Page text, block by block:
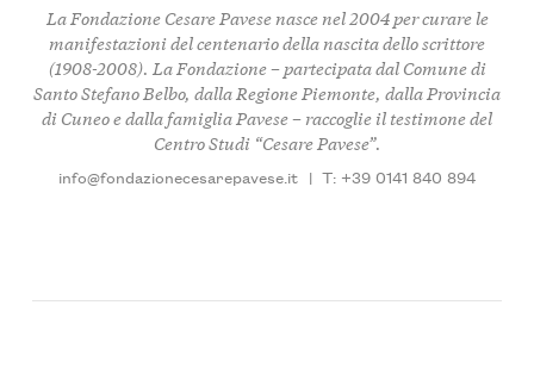
La Fondazione Cesare Pavese nasce nel 2004 per curare le
manifestazioni del centenario della nascita dello scrittore
(1908-2008). La Fondazione – partecipata dal Comune di
Santo Stefano Belbo, dalla Regione Piemonte, dalla Provincia
di Cuneo e dalla famiglia Pavese – raccoglie il testimone del
Centro Studi “Cesare Pavese”.
info@fondazionecesarepavese.it | T: +39 0141 840 894